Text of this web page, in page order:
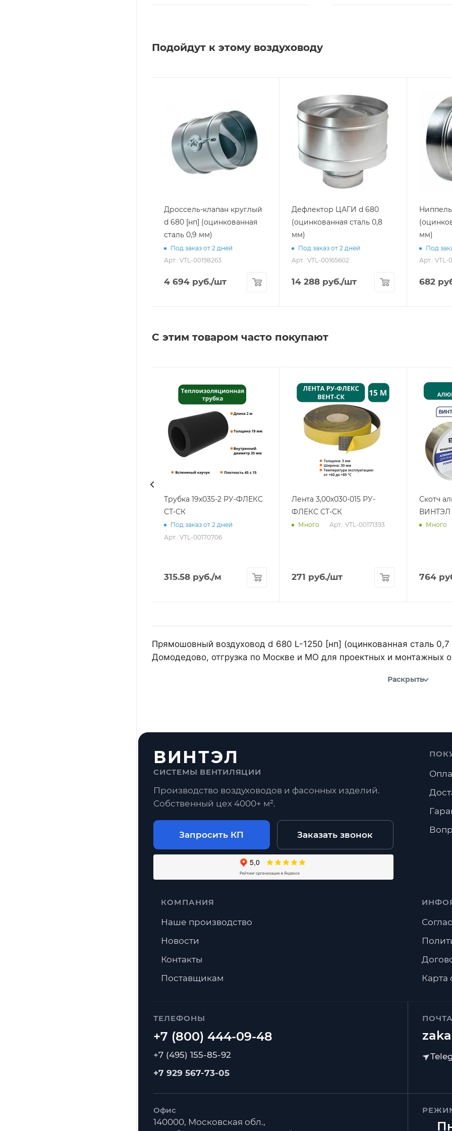
Подойдут к этому воздуховоду
Дроссель-клапан круглый
d 680 [нп] (оцинкованная
сталь 0,9 мм)
Под заказ от 2 дней
Арт.: VTL-00198263
4 694 руб./шт
Дефлектор ЦАГИ d 680
(оцинкованная сталь 0,8
мм)
Под заказ от 2 дней
Арт.: VTL-00165602
14 288 руб./шт
мм)
Под
Арт.: VTL-
682
С этим товаром часто покупают
Трубка 19х035-2 РУ-ФЛЕКС
СТ-СК
Под заказ от 2 дней
Арт.: VTL-00170706
315.58 руб./м
Лента 3,00х030-015 РУ-
ФЛЕКС СТ-СК
Много Арт.: VTL-00171393
271 руб./шт
Скотч
ВИНТЭЛ
Много
764
Прямошовный воздуховод d 680 L-1250 [нп] (оцинкованная сталь
Домодедово, отгрузка по Москве и МО для проектных и монтажных
Раскрыть
ВИНТЭЛ
СИСТЕМЫ ВЕНТИЛЯЦИИ
Производство воздуховодов и фасонных изделий.
Собственный цех 4000+ м².
Запросить КП Заказать звонок
ТЕЛЕФОНЫ
+7 (495) 155-85-92
+7 929 567-73-05
Офис
140000, Московская обл.,
КОМПАНИЯ
Наше производство
Новости
Контакты
Поставщикам
Карта